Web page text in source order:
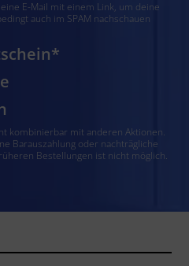
E-Mail mit einem Link, um deine
auch im SPAM nachschauen
kombinierbar mit anderen Aktionen.
Barauszahlung oder nachträgliche
Bestellungen ist nicht möglich.